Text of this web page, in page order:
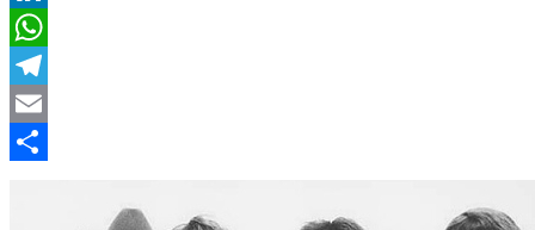
LinkedIn
WhatsApp
Telegram
Email